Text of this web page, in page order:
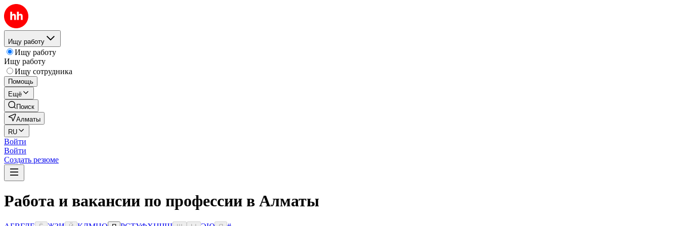
Ищу работу
Ищу работу
Ищу работу
Ищу сотрудника
Помощь
Ещё
Поиск
Алматы
RU
Войти
Войти
Создать резюме
Работа и вакансии по профессии в Алматы